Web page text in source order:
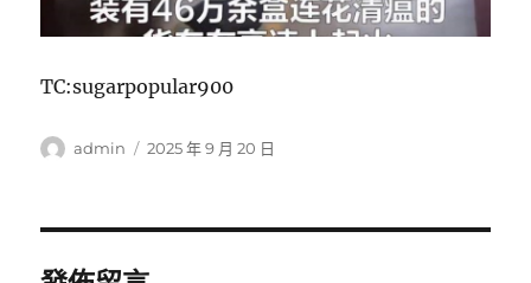
TC:sugarpopular900
作
admin
發
2025 年 9 月 20 日